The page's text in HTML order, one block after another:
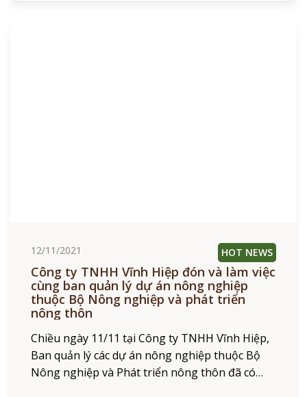
12/11/2021 HOT NEWS
Công ty TNHH Vĩnh Hiệp đón và làm việc
cùng ban quản lý dự án nông nghiệp
thuộc Bộ Nông nghiệp và phát triển
nông thôn
Chiều ngày 11/11 tại Công ty TNHH Vĩnh Hiệp,
Ban quản lý các dự án nông nghiệp thuộc Bộ
Nông nghiệp và Phát triển nông thôn đã có